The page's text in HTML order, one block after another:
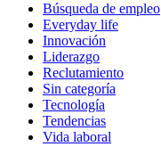
Búsqueda de empleo
Everyday life
Innovación
Liderazgo
Reclutamiento
Sin categoría
Tecnología
Tendencias
Vida laboral